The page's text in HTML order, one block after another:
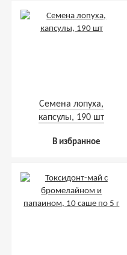
Семена лопуха,
капсулы, 190 шт
В избранное